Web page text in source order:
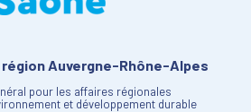
Auvergne-Rhône-Alpes
pour les affaires régionales
et développement durable